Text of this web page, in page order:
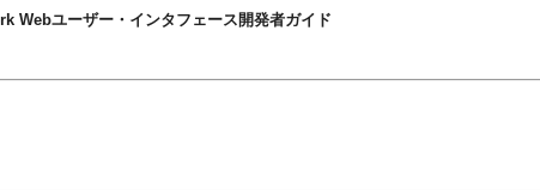
ユーザー・インタフェース開発者ガイド